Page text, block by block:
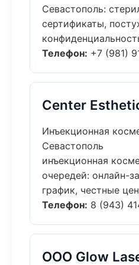
Севастополь:
сертификаты,
Телефон: +7 (981)
Center
Инъекционная
Севастополь
инъекционная
очередей: онлайн-
график, честные
Телефон: 8 (943)
ООО Glow